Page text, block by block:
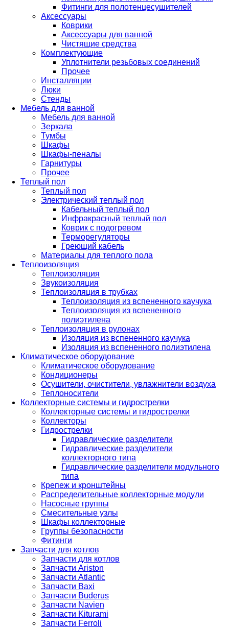
Фитинги для полотенцесушителей
Аксессуары
Коврики
Аксессуары для ванной
Чистящие средства
Комплектующие
Уплотнители резьбовых соединений
Прочее
Инсталляции
Люки
Стенды
Мебель для ванной
Мебель для ванной
Зеркала
Тумбы
Шкафы
Шкафы-пеналы
Гарнитуры
Прочее
Теплый пол
Теплый пол
Электрический теплый пол
Кабельный теплый пол
Инфракрасный теплый пол
Коврик с подогревом
Терморегуляторы
Греющий кабель
Материалы для теплого пола
Теплоизоляция
Теплоизоляция
Звукоизоляция
Теплоизоляция в трубках
Теплоизоляция из вспененного каучука
Теплоизоляция из вспененного
полиэтилена
Теплоизоляция в рулонах
Изоляция из вспененного каучука
Изоляция из вспененного полиэтилена
Климатическое оборудование
Климатическое оборудование
Кондиционеры
Осушители, очистители, увлажнители воздуха
Теплоносители
Коллекторные системы и гидрострелки
Коллекторные системы и гидрострелки
Коллекторы
Гидрострелки
Гидравлические разделители
Гидравлические разделители
коллекторного типа
Гидравлические разделители модульного
типа
Крепеж и кронштейны
Распределительные коллекторные модули
Насосные группы
Смесительные узлы
Шкафы коллекторные
Группы безопасности
Фитинги
Запчасти для котлов
Запчасти для котлов
Запчасти Ariston
Запчасти Atlantic
Запчасти Baxi
Запчасти Buderus
Запчасти Navien
Запчасти Kiturami
Запчасти Ferroli